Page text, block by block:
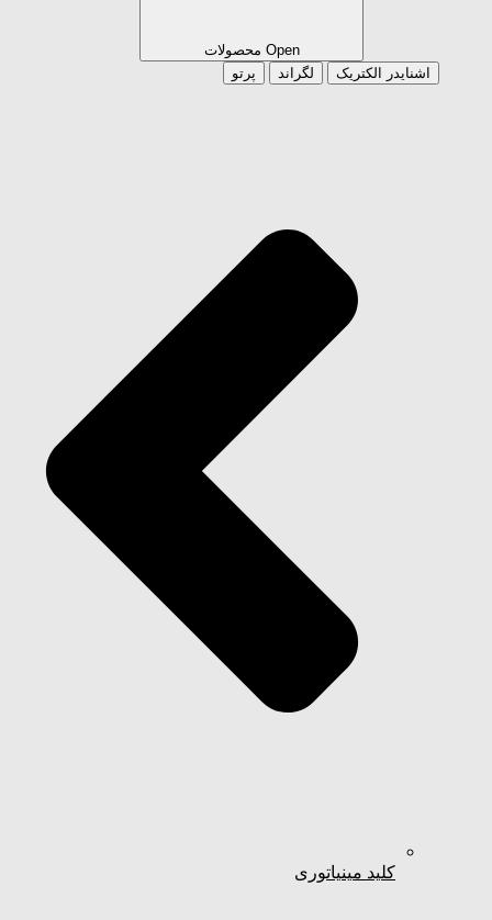
Open محصولات
اشنایدر الکتریک
لگراند پرتو
کلید مینیاتوری